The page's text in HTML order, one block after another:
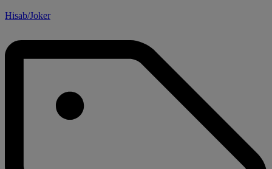
Hisab/Joker